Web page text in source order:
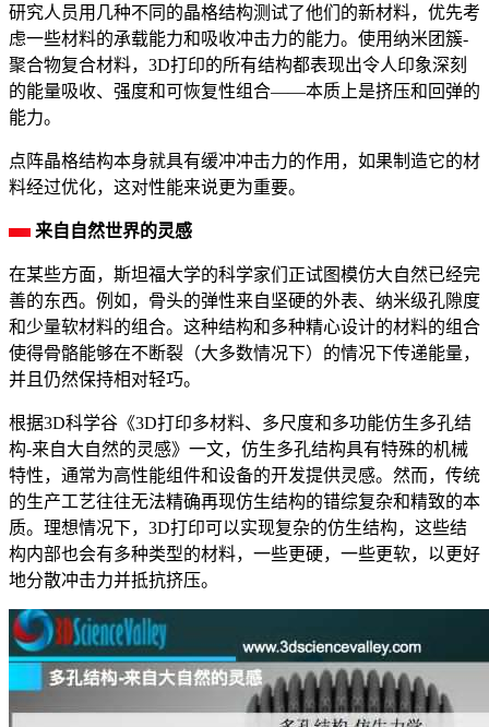
研究人员用几种不同的晶格结构测试了他们的新材料，优先考
虑一些材料的承载能力和吸收冲击力的能力。使用纳米团簇-
聚合物复合材料，3D打印的所有结构都表现出令人印象深刻
的能量吸收、强度和可恢复性组合——本质上是挤压和回弹的
能力。
点阵晶格结构本身就具有缓冲冲击力的作用，如果制造它的材
料经过优化，这对性能来说更为重要。
来自自然世界的灵感
在某些方面，斯坦福大学的科学家们正试图模仿大自然已经完
善的东西。例如，骨头的弹性来自坚硬的外表、纳米级孔隙度
和少量软材料的组合。这种结构和多种精心设计的材料的组合
使得骨骼能够在不断裂（大多数情况下）的情况下传递能量，
并且仍然保持相对轻巧。
根据3D科学谷《3D打印多材料、多尺度和多功能仿生多孔结
构-来自大自然的灵感》一文，仿生多孔结构具有特殊的机械
特性，通常为高性能组件和设备的开发提供灵感。然而，传统
的生产工艺往往无法精确再现仿生结构的错综复杂和精致的本
质。理想情况下，3D打印可以实现复杂的仿生结构，这些结
构内部也会有多种类型的材料，一些更硬，一些更软，以更好
地分散冲击力并抵抗挤压。